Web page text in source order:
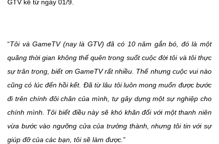
GTV kể từ ngày 01/9.
“Tôi và GameTV (nay là GTV) đã có 10 năm gắn bó, đó là một
quãng thời gian không thể quên trong suốt cuộc đời tôi và tôi thực
sự trân trọng, biết ơn GameTV rất nhiều. Thế nhưng cuộc vui nào
cũng có lúc đến hồi kết. Đã từ lâu tôi luôn mong muốn được bước
đi trên chính đôi chân của mình, tự gây dựng một sự nghiệp cho
chính mình. Tôi biết điều này sẽ khó khăn đối với một thanh niên
vừa bước vào ngưỡng cửa của trưởng thành, nhưng tôi tin với sự
giúp đỡ của các bạn, tôi sẽ làm được. ”